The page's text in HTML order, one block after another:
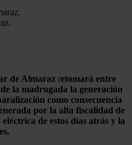
de Almaraz retomará entre
la madrugada la generación
como consecuencia
por la alta fiscalidad de
de estos días atrás y la